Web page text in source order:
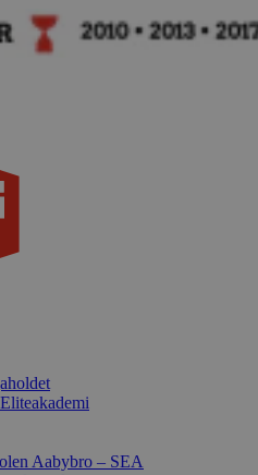
Aabybro – SEA